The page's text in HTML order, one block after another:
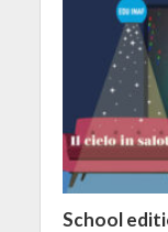
School